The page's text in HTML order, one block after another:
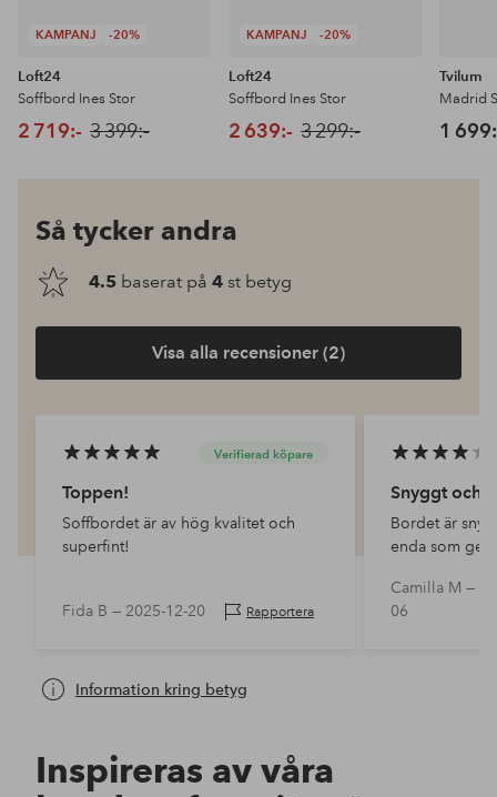
KAMPANJ -20%
Loft24
Soffbord Ines Stor
2 719:- 3 399:-
KAMPANJ -20%
Loft24
Soffbord Ines Stor
2 639:- 3 299:-
Tvilum
Madrid
1
Så tycker andra
4.5 baserat på 4 st betyg
Visa alla recensioner (2)
Verifierad köpare
Toppen!
Soffbordet är av hög kvalitet och
superfint!
Fida B — 2025-12-20 Rapportera
Snyggt och
Bordet är
enda som ger
tvungen att
den innersta
Camilla M —
06
Information kring betyg
Inspireras av våra